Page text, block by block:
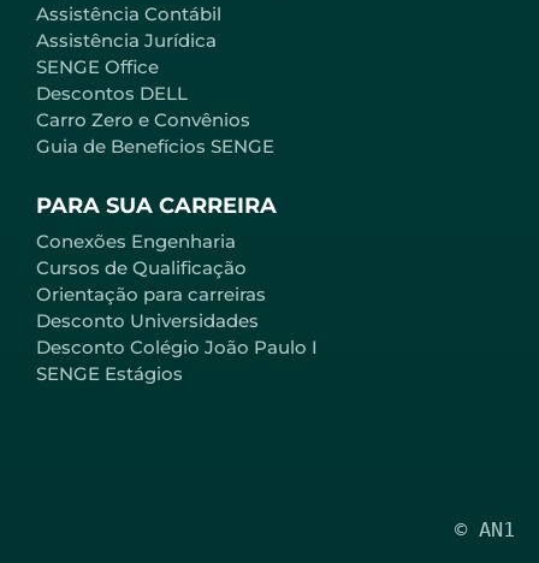
Assistência Contábil
Assistência Jurídica
SENGE Office
Descontos DELL
Carro Zero e Convênios
Guia de Benefícios SENGE
PARA SUA CARREIRA
Conexões Engenharia
Cursos de Qualificação
Orientação para carreiras
Desconto Universidades
Desconto Colégio João Paulo I
SENGE Estágios
© AN1